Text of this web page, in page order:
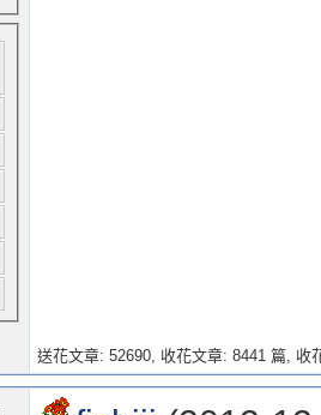
送花文章: 52690, 收花文章: 8441 篇, 收